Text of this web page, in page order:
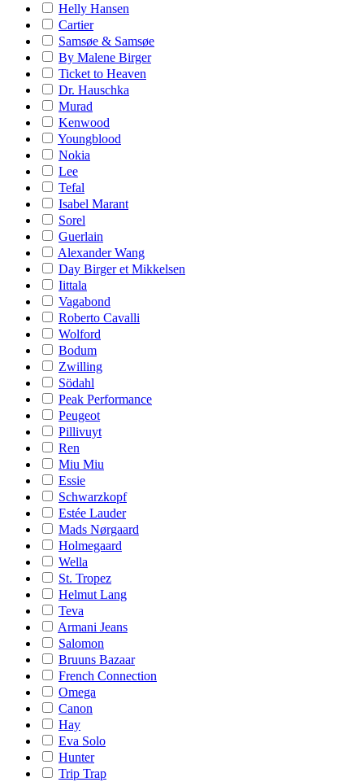
Helly Hansen
Cartier
Samsøe & Samsøe
By Malene Birger
Ticket to Heaven
Dr. Hauschka
Murad
Kenwood
Youngblood
Nokia
Lee
Tefal
Isabel Marant
Sorel
Guerlain
Alexander Wang
Day Birger et Mikkelsen
Iittala
Vagabond
Roberto Cavalli
Wolford
Bodum
Zwilling
Södahl
Peak Performance
Peugeot
Pillivuyt
Ren
Miu Miu
Essie
Schwarzkopf
Estée Lauder
Mads Nørgaard
Holmegaard
Wella
St. Tropez
Helmut Lang
Teva
Armani Jeans
Salomon
Bruuns Bazaar
French Connection
Omega
Canon
Hay
Eva Solo
Hunter
Trip Trap